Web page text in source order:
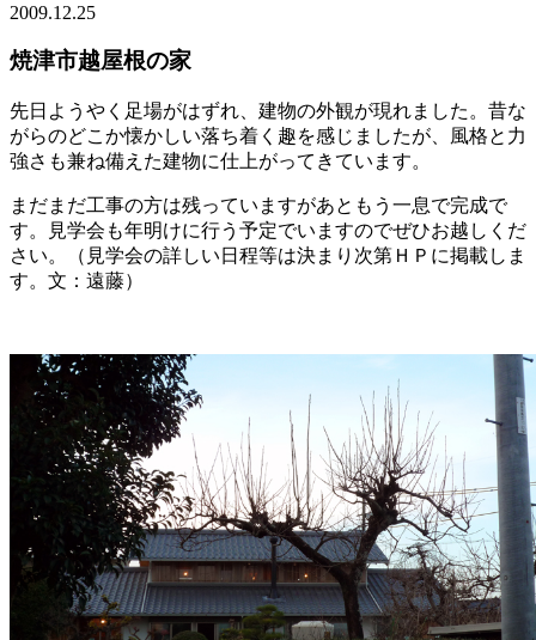
2009.12.25
焼津市越屋根の家
先日ようやく足場がはずれ、建物の外観が現れました。昔な
がらのどこか懐かしい落ち着く趣を感じましたが、風格と力
強さも兼ね備えた建物に仕上がってきています。
まだまだ工事の方は残っていますがあともう一息で完成で
す。見学会も年明けに行う予定でいますのでぜひお越しくだ
さい。（見学会の詳しい日程等は決まり次第ＨＰに掲載しま
す。文：遠藤）